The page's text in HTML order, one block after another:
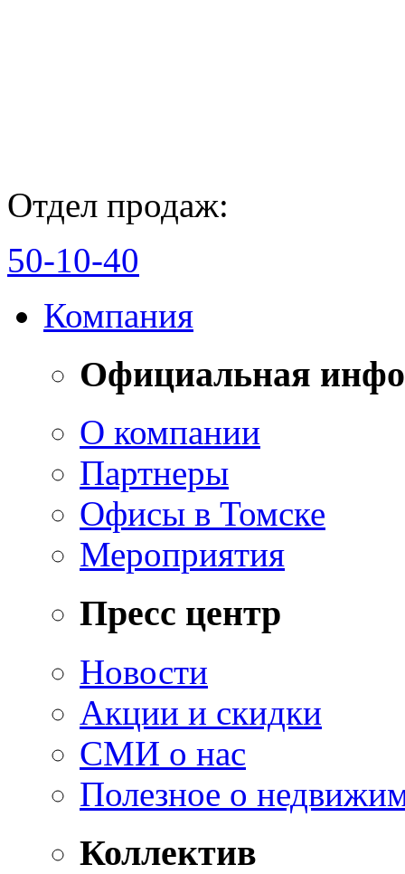
Отдел продаж:
50-10-40
Компания
Официальная
О компании
Партнеры
Офисы в Томске
Мероприятия
Пресс центр
Новости
Акции и скидки
СМИ о нас
Полезное о
Коллектив